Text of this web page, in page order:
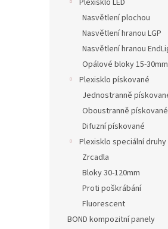
Plexisklo LED
Nasvětlení plochou
Nasvětlení hranou LGP
Nasvětlení hranou
Opálové bloky 15-30mm
Plexisklo pískované
Jednostranně
Oboustranně pískované
Difuzní pískované
Plexisklo speciální druhy
Zrcadla
Bloky 30-120mm
Proti poškrábání
Fluorescent
BOND kompozitní panely